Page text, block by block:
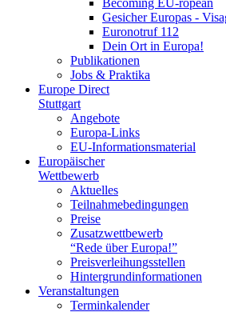
Becoming EU-ropean
Gesicher Europas -
Euronotruf 112
Dein Ort in Europa!
Publikationen
Jobs & Praktika
Europe Direct
Stuttgart
Angebote
Europa-Links
EU-Informationsmaterial
Europäischer
Wettbewerb
Aktuelles
Teilnahme­bedingungen
Preise
Zusatzwettbewerb
“Rede über Europa!”
Preisverleihungsstellen
Hintergrundinformationen
Veranstaltungen
Terminkalender